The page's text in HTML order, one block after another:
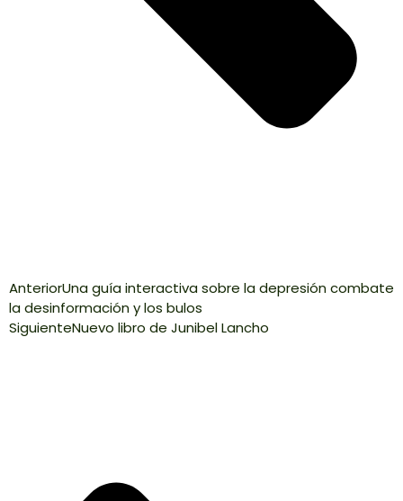
AnteriorUna guía interactiva sobre la depresión combate
la desinformación y los bulos
SiguienteNuevo libro de Junibel Lancho